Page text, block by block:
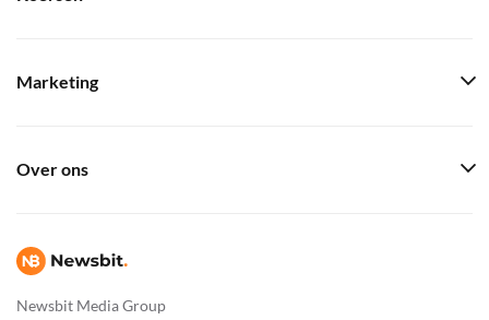
Newsbit Media Group
Marketing
Over ons